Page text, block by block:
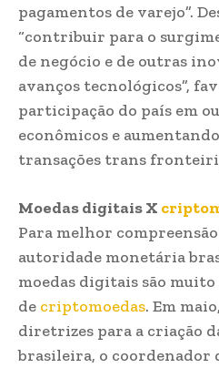
pagamentos de varejo”.
“contribuir para o
de negócio e de outras
avanços tecnológicos”,
participação do país em
econômicos e
transações trans
Moedas digitais X
Para melhor
autoridade monetária
moedas digitais são
de criptomoedas. Em
diretrizes para a criação
brasileira, o coordenador